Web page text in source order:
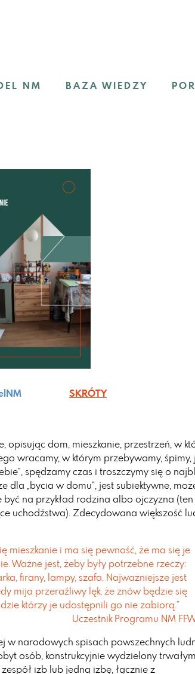
NM BAZA WIEDZY
SKRÓTY
opisując dom, mieszkanie, przestrzeń, w
wracamy, w którym przebywamy, śpimy,
spędzamy czas i troszczymy się o
dla „bycia w domu”, jest subiektywne,
na przykład rodzina albo ojczyzna (ten
uchodźstwa). Zdecydowana większość
mieszkanie i ma się pewność, że ma się je
Ważne jest, żeby były potrzebne rzeczy:
firany, lampy, szafa. Najważniejsze jest
mija przeraźliwy lęk, że znów będzie się
którzy je udostępnili go nie zabiorą.”
Uczestnik Programu NM
w narodowych spisach powszechnych
osób, konstrukcyjnie wydzielony
izb lub jedną izbę, łącznie z